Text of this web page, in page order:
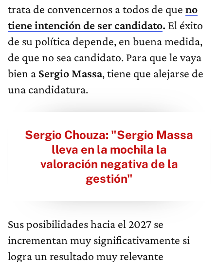
trata de convencernos a todos de que no
tiene intención de ser candidato. El éxito
de su política depende, en buena medida,
de que no sea candidato. Para que le vaya
bien a Sergio Massa, tiene que alejarse de
una candidatura.
Sergio Chouza: "Sergio Massa
lleva en la mochila la
valoración negativa de la
gestión"
Sus posibilidades hacia el 2027 se
incrementan muy significativamente si
logra un resultado muy relevante